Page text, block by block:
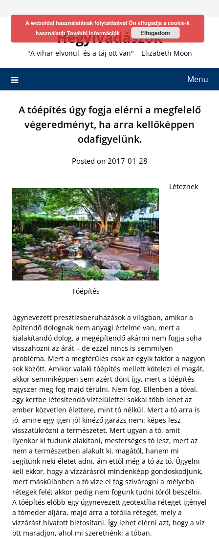
Hegyivadászok
"A vihar elvonul, és a táj ott van" – Elizabeth Moon
Menu
A tóépítés úgy fogja elérni a megfelelő
végeredményt, ha arra kellőképpen
odafigyelünk.
Posted on 2017-01-28
Tóépítés
Léteznek
úgynevezett presztízsberuházások a világban, amikor a
építendő dolognak nem anyagi értelme van, mert a
kialakítandó dolog, a megépítendő akármi nem fogja soha
visszahozni az árát – de ezzel nincs is semmilyen
probléma. Mert a megtérülés csak az egyik faktor a nagyon
sok között. Amikor valaki tóépítés mellett kötelezi el magát,
akkor semmiképpen sem azért dönt így, mert a tóépítés
egyszer meg fog majd térülni. Nem fog. Ellenben a tóval,
egy kertbe létesítendő vízfelülettel sokkal több lehet az
ember közvetlen élettere, mint tó nélkül. Mert a tó arra is
jó, amire egy igen jól kinéző garázs nem: képes lesz
visszatükrözni a természetet. Mert ugyan a tó, amit
ilyenkor ki tudunk alakítani, mesterséges tó lesz, mert az
nem a természetben alakult ki, magától, hanem mi
segítünk neki életet adni, ám ettől még a tó az tó. Ügyelni
kell ekkor, hogy a vízzárásról mindenképp gondoskodjunk,
mert máskülönben a tó vize el fog szivárogni a mélyebb
rétegek felé; akkor pedig nem fogunk tudni tóról beszélni.
A tóépítés előbb egy úgynevezett geotextília réteget igényel
a tómeder aljára, majd arra a tófólia rétegét, mely a
vízzárást hivatott biztosítani. Így lehet elérni azt, hogy a víz
ott maradjon, ahol mi szeretnénk: a tóban.
A weboldal használatának folytatásával Ön elfogadja a cookie-k
használatátTovábbi információk Elfogadom